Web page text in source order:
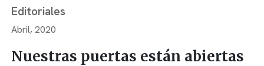
Editoriales
Abril, 2020
Nuestras puertas están abiertas